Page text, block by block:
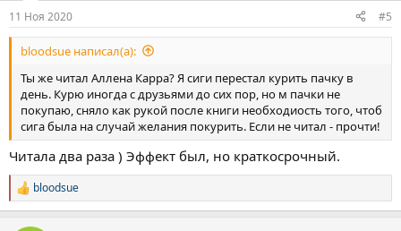
11 Ноя 2020 #5
bloodsue написал(а):
Ты же читал Аллена Карра? Я сиги перестал курить пачку в
день. Курю иногда с друзьями до сих пор, но м пачки не
покупаю, сняло как рукой после книги необходиость того, чтоб
сига была на случай желания покурить. Если не читал - прочти!
Читала два раза ) Эффект был, но краткосрочный.
Р
е
bloodsue